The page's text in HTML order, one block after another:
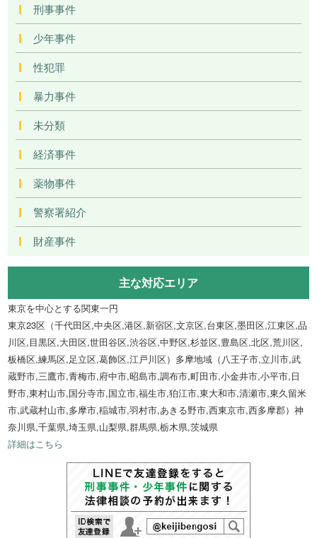
刑事事件
少年事件
性犯罪
暴力事件
未分類
経済事件
薬物事件
警察署紹介
財産事件
主な対応エリア
東京を中心とする関東一円
東京23区（千代田区,中央区,港区,新宿区,文京区,台東区,墨田区,江東区,品
川区,目黒区,大田区,世田谷区,渋谷区,中野区,杉並区,豊島区,北区,荒川区,
板橋区,練馬区,足立区,葛飾区,江戸川区）多摩地域（八王子市,立川市,武
蔵野市,三鷹市,青梅市,府中市,昭島市,調布市,町田市,小金井市,小平市,日
野市,東村山市,国分寺市,国立市,福生市,狛江市,東大和市,清瀬市,東久留米
市,武蔵村山市,多摩市,稲城市,羽村市,あきる野市,西東京市,西多摩郡）神
奈川県,千葉県,埼玉県,山梨県,群馬県,栃木県,茨城県
詳細はこちら